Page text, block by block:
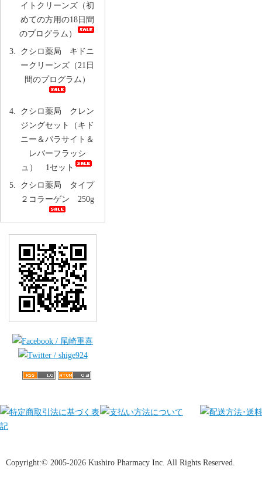
イトクリーンズ（初
めての方用の18日間
のプログラム）
クシロ薬局 キドニ
ークリーンズ（21日
間のプログラム）
クシロ薬局 クレン
ジングセット（キド
ニー＆パラサイト＆
レバーフラッシ
ュ） 1セット
クシロ薬局 タイプ
２コラーゲン 250g
Copyright:© 2005-2026 Kushiro Pharmacy Inc. All Rights Reserved.